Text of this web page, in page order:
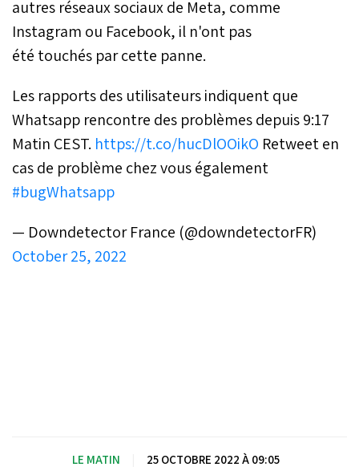
autres réseaux sociaux de Meta, comme
Instagram ou Facebook, il n'ont pas
été touchés par cette panne.
Les rapports des utilisateurs indiquent que
Whatsapp rencontre des problèmes depuis 9:17
Matin CEST. https://t.co/hucDlOOikO Retweet en
cas de problème chez vous également
#bugWhatsapp
— Downdetector France (@downdetectorFR)
October 25, 2022
LE MATIN 25 OCTOBRE 2022 À 09:05